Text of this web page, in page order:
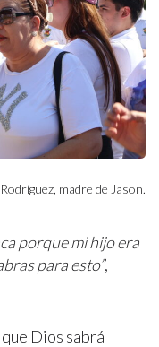
madre de Jason.
porque mi hijo era
para esto”,
Dios sabrá